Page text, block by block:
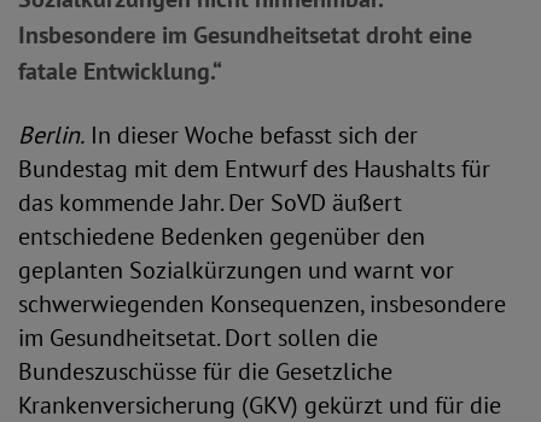
Insbesondere im Gesundheitsetat droht eine
fatale Entwicklung.“
Berlin. In dieser Woche befasst sich der
Bundestag mit dem Entwurf des Haushalts für
das kommende Jahr. Der SoVD äußert
entschiedene Bedenken gegenüber den
geplanten Sozialkürzungen und warnt vor
schwerwiegenden Konsequenzen, insbesondere
im Gesundheitsetat. Dort sollen die
Bundeszuschüsse für die Gesetzliche
Krankenversicherung (GKV) gekürzt und für die